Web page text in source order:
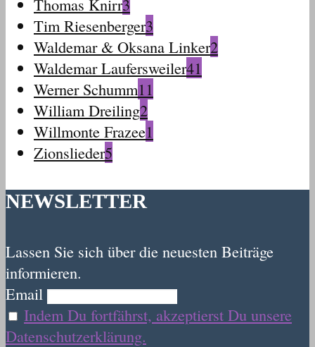
Thomas Knirr3
Tim Riesenberger3
Waldemar & Oksana Linker2
Waldemar Laufersweiler41
Werner Schumm11
William Dreiling2
Willmonte Frazee1
Zionslieder5
NEWSLETTER
Lassen Sie sich über die neuesten Beiträge
informieren.
Email
Indem Du fortfährst, akzeptierst Du unsere
Datenschutzerklärung.